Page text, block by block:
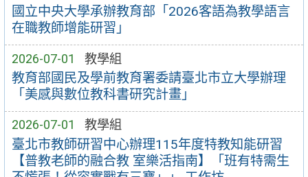
國立中央大學承辦教育部「2026客語為教學語言
在職教師增能研習」
2026-07-01 教學組
教育部國民及學前教育署委請臺北市立大學辦理
「美感與數位教科書研究計畫」
2026-07-01 教學組
臺北市教師研習中心辦理115年度特教知能研習
【普教老師的融合教 室樂活指南】「班有特需生